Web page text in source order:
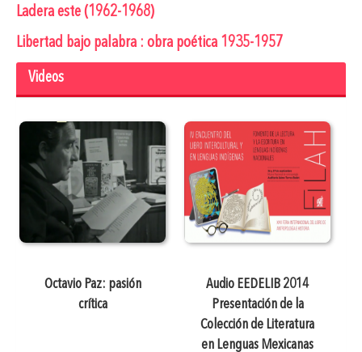
Ladera este (1962-1968)
Libertad bajo palabra : obra poética 1935-1957
Videos
Octavio Paz: pasión
crítica
Audio EEDELIB 2014
Presentación de la
Colección de Literatura
en Lenguas Mexicanas